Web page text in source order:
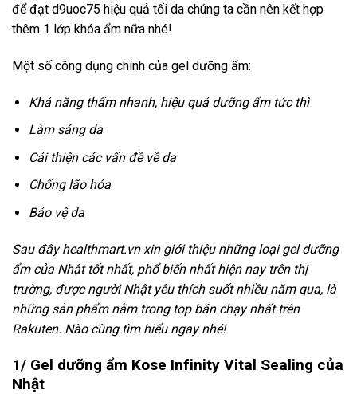
để đạt d9uoc75 hiệu quả tối da chúng ta cần nên kết hợp
thêm 1 lớp khóa ẩm nữa nhé!
Một số công dụng chính của gel dưỡng ẩm:
Khả năng thấm nhanh, hiệu quả dưỡng ẩm tức thì
Làm sáng da
Cải thiện các vấn đề về da
Chống lão hóa
Bảo vệ da
Sau đây healthmart.vn xin giới thiệu những loại gel dưỡng
ẩm của Nhật tốt nhất, phổ biến nhất hiện nay trên thị
trường, được người Nhật yêu thích suốt nhiều năm qua, là
những sản phẩm nằm trong top bán chạy nhất trên
Rakuten. Nào cùng tìm hiểu ngay nhé!
1/ Gel dưỡng ẩm Kose Infinity Vital Sealing của
Nhật